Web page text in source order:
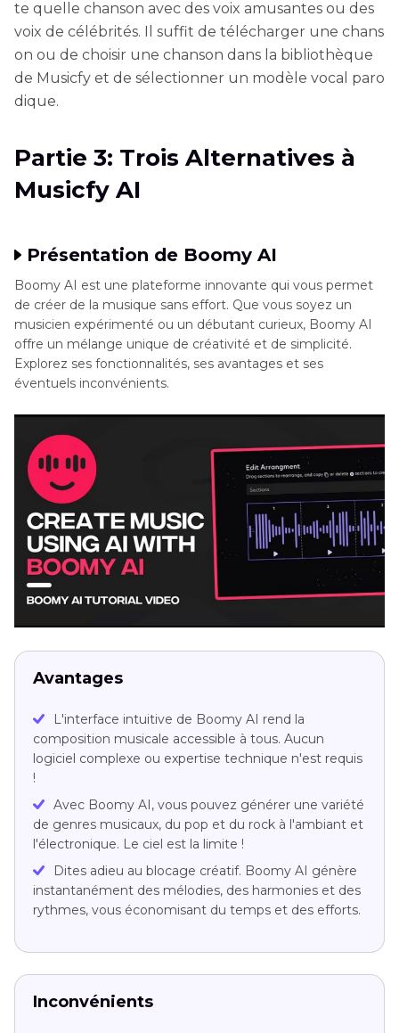
te quelle chanson avec des voix amusantes ou des
voix de célébrités. Il suffit de télécharger une chans
on ou de choisir une chanson dans la bibliothèque
de Musicfy et de sélectionner un modèle vocal paro
dique.
Partie 3: Trois Alternatives à
Musicfy AI
Présentation de Boomy AI
Boomy AI est une plateforme innovante qui vous permet
de créer de la musique sans effort. Que vous soyez un
musicien expérimenté ou un débutant curieux, Boomy AI
offre un mélange unique de créativité et de simplicité.
Explorez ses fonctionnalités, ses avantages et ses
éventuels inconvénients.
Avantages
L'interface intuitive de Boomy AI rend la
composition musicale accessible à tous. Aucun
logiciel complexe ou expertise technique n'est requis
!
Avec Boomy AI, vous pouvez générer une variété
de genres musicaux, du pop et du rock à l'ambiant et
l'électronique. Le ciel est la limite !
Dites adieu au blocage créatif. Boomy AI génère
instantanément des mélodies, des harmonies et des
rythmes, vous économisant du temps et des efforts.
Inconvénients